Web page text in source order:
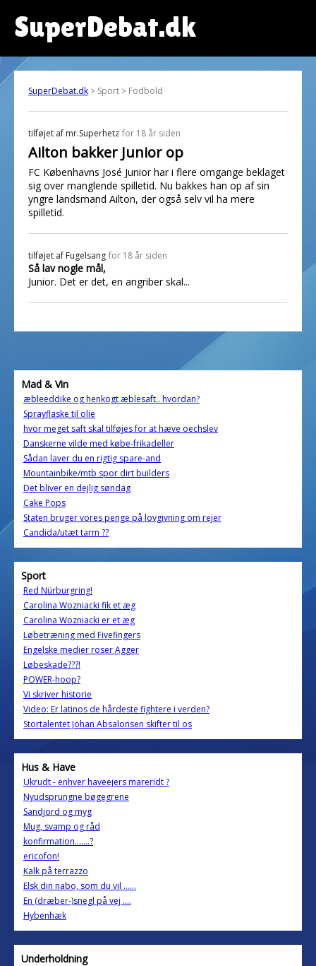
SuperDebat.dk
SuperDebat.dk > Sport > Fodbold
tilføjet af mr.Superhetz for 18 år siden
Ailton bakker Junior op
FC Københavns José Junior har i flere omgange beklaget
sig over manglende spilletid. Nu bakkes han op af sin
yngre landsmand Ailton, der også selv vil ha mere
spilletid.
tilføjet af Fugelsang for 18 år siden
Så lav nogle mål,
Junior. Det er det, en angriber skal...
Mad & Vin
æbleeddike og henkogt æblesaft.. hvordan?
Sprayflaske til olie
hvor meget saft skal tilføjes for at hæve oechslev
Danskerne vilde med købe-frikadeller
Sådan laver du en rigtig spare-and
Mountainbike/mtb spor dirt builders
Det bliver en dejlig søndag
Cake Pops
Staten bruger vores penge på lovgivning om rejer
Candida/utæt tarm ??
Sport
Red Nürburgring!
Carolina Wozniacki fik et æg
Carolina Wozniacki er et æg
Løbetræning med Fivefingers
Engelske medier roser Agger
Løbeskade???!
POWER-hoop?
Vi skriver historie
Video: Er latinos de hårdeste fightere i verden?
Stortalentet Johan Absalonsen skifter til os
Hus & Have
Ukrudt - enhver haveejers mareridt ?
Nyudsprungne bøgegrene
Sandjord og myg
Mug, svamp og råd
konfirmation.......?
ericofon!
Kalk på terrazzo
Elsk din nabo, som du vil ......
En (dræber-)snegl på vej ....
Hybenhæk
Underholdning